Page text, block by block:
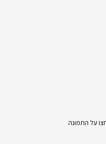
על התמונה